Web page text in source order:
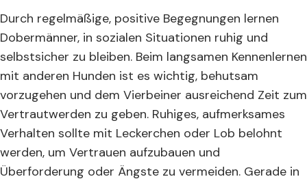
Durch regelmäßige, positive Begegnungen lernen
Dobermänner, in sozialen Situationen ruhig und
selbstsicher zu bleiben. Beim langsamen Kennenlernen
mit anderen Hunden ist es wichtig, behutsam
vorzugehen und dem Vierbeiner ausreichend Zeit zum
Vertrautwerden zu geben. Ruhiges, aufmerksames
Verhalten sollte mit Leckerchen oder Lob belohnt
werden, um Vertrauen aufzubauen und
Überforderung oder Ängste zu vermeiden. Gerade in